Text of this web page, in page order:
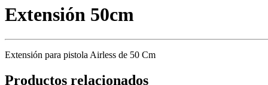
Extensión 50cm
Extensión para pistola Airless de 50 Cm
Productos relacionados